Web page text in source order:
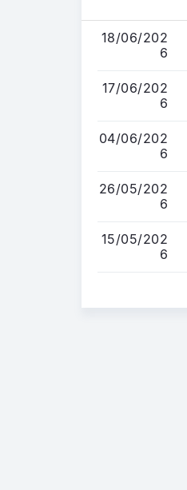
18/06/202
6
17/06/202
6
04/06/202
6
26/05/202
6
15/05/202
6